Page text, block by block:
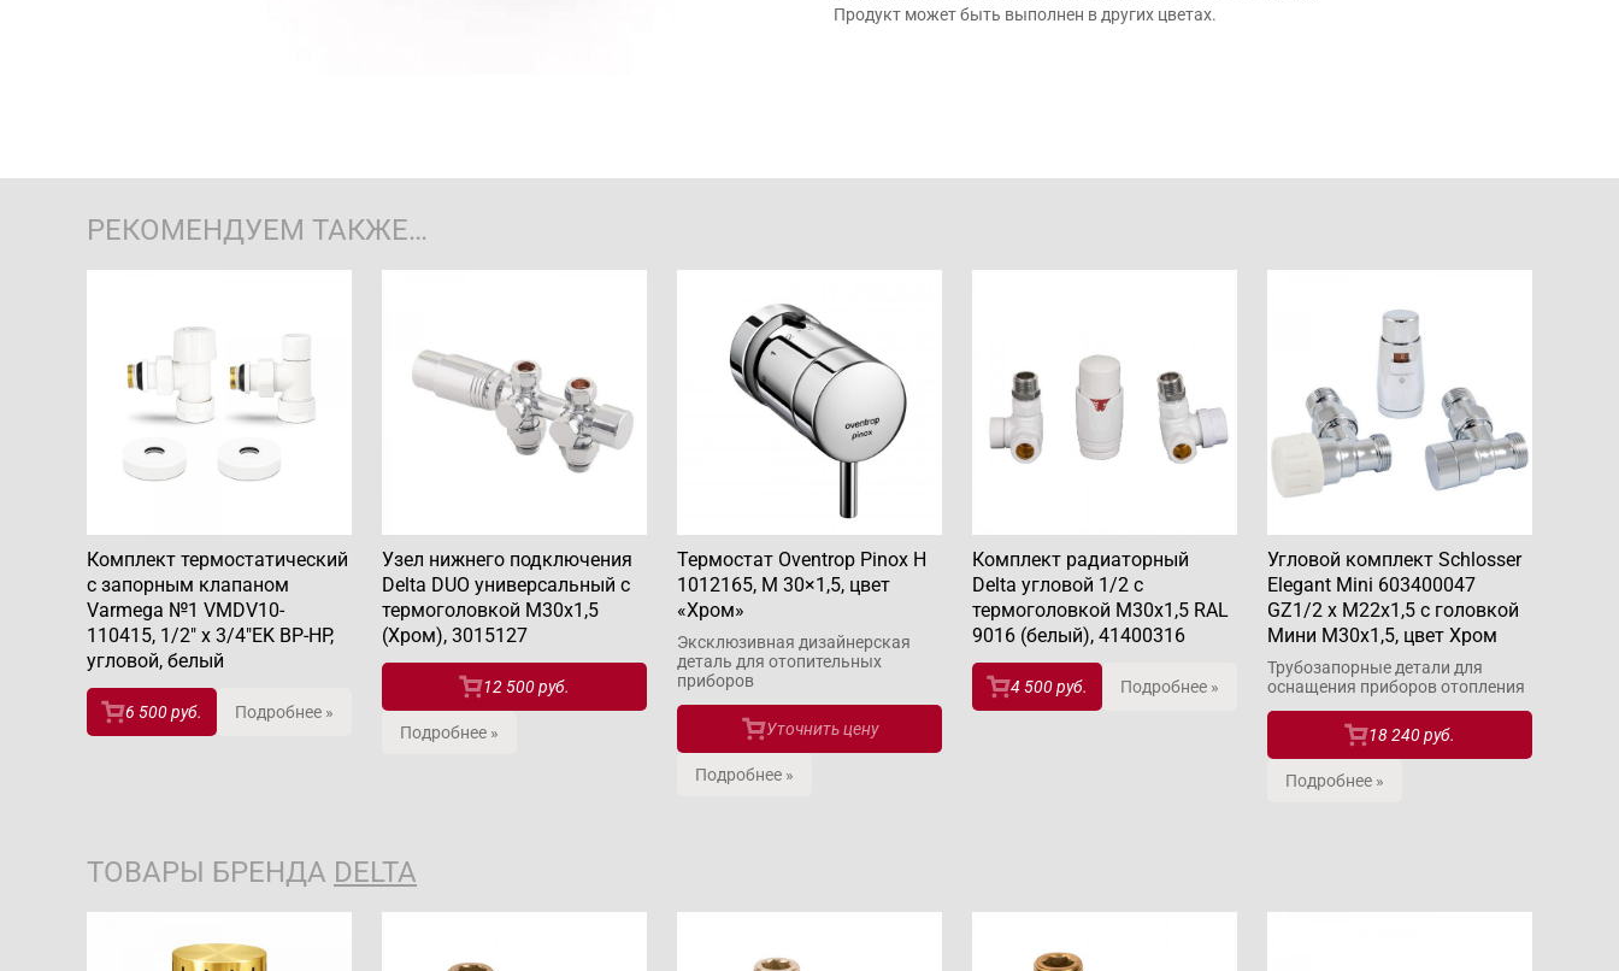
Продукт может быть выполнен в других цветах.
РЕКОМЕНДУЕМ ТАКЖЕ…
Комплект термостатический
с запорным клапаном
Varmega №1 VMDV10-
110415, 1/2" x 3/4"EK ВР-НР,
угловой, белый
6 500 руб. Подробнее »
Узел нижнего подключения
Delta DUO универсальный с
термоголовкой М30х1,5
(Хром), 3015127
12 500 руб.
Подробнее »
Термостат Oventrop Pinox H
1012165, M 30×1,5, цвет
«Хром»
Эксклюзивная дизайнерская
деталь для отопительных
приборов
Уточнить цену
Подробнее »
Комплект радиаторный
Delta угловой 1/2 с
термоголовкой М30х1,5 RAL
9016 (белый), 41400316
4 500 руб. Подробнее »
Угловой комплект Schlosser
Elegant Mini 603400047
GZ1/2 x M22x1,5 с головкой
Мини M30x1,5, цвет Хром
Трубозапорные детали для
оснащения приборов отопления
18 240 руб.
Подробнее »
ТОВАРЫ БРЕНДА DELTA